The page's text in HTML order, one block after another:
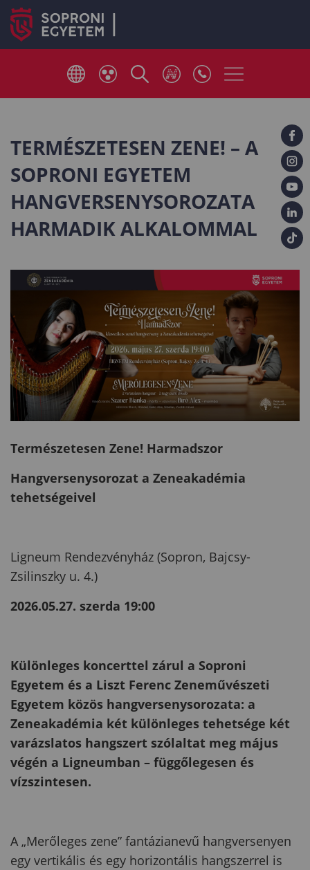
TERMÉSZETESEN ZENE! – A
SOPRONI EGYETEM
HANGVERSENYSOROZATA
HARMADIK ALKALOMMAL
Természetesen Zene! Harmadszor
Hangversenysorozat a Zeneakadémia
tehetségeivel
Ligneum Rendezvényház (Sopron, Bajcsy-
Zsilinszky u. 4.)
2026.05.27. szerda 19:00
Különleges koncerttel zárul a Soproni
Egyetem és a Liszt Ferenc Zeneművészeti
Egyetem közös hangversenysorozata: a
Zeneakadémia két különleges tehetsége két
varázslatos hangszert szólaltat meg május
végén a Ligneumban – függőlegesen és
vízszintesen.
A „Merőleges zene” fantázianevű hangversenyen
egy vertikális és egy horizontális hangszerrel is